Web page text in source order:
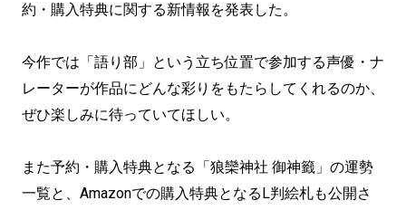
約・購入特典に関する新情報を発表した。
今作では「語り部」という立ち位置で参加する声優・ナ
レーターが作品にどんな彩りをもたらしてくれるのか、
ぜひ楽しみに待っていてほしい。
また予約・購入特典となる「狼欒神社 御神籤」の運勢
一覧と、Amazonでの購入特典となるL判絵札も公開さ